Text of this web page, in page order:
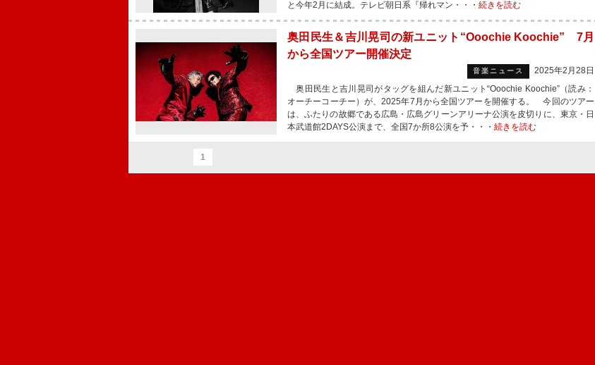
と今年2月に結成。テレビ朝日系『帰れマン・・・ 続きを読む
奥田民生＆吉川晃司の新ユニット“Ooochie Koochie” 7月
から全国ツアー開催決定
音楽ニュース
2025年2月28日
奥田民生と吉川晃司がタッグを組んだ新ユニット“Ooochie Koochie”（読み：
オーチーコーチー）が、2025年7月から全国ツアーを開催する。 今回のツアー
は、ふたりの故郷である広島・広島グリーンアリーナ公演を皮切りに、東京・日
本武道館2DAYS公演まで、全国7か所8公演を予・・・ 続きを読む
1